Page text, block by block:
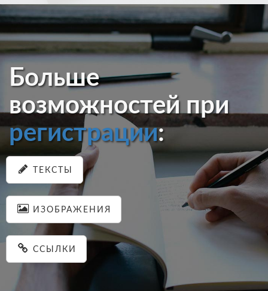
Больше
возможностей при
регистрации:
ТЕКСТЫ
ИЗОБРАЖЕНИЯ
ССЫЛКИ